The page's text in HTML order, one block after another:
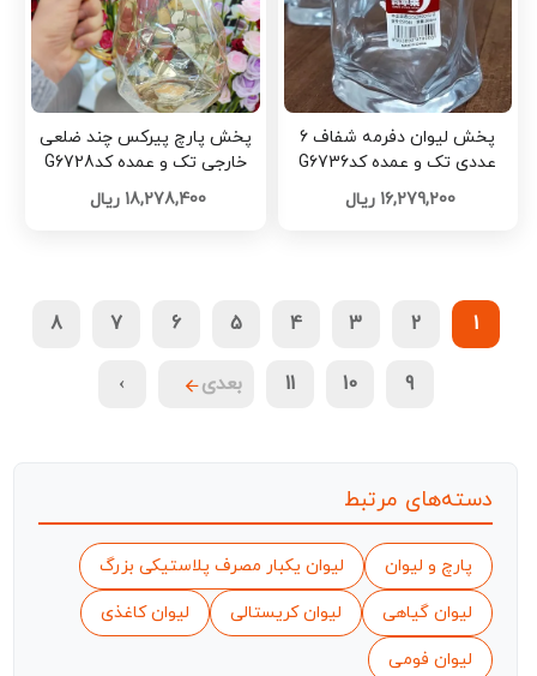
پخش لیوان دفرمه شفاف 6
عددی تک و عمده کدG6736
16,279,200 ریال
پخش پارچ پیرکس چند ضلعی
خارجی تک و عمده کدG6728
18,278,400 ریال
1
2
3
4
5
6
7
8
9
10
11 بعدی ›
دسته‌های مرتبط
پارچ و لیوان لیوان یکبار مصرف پلاستیکی بزرگ
لیوان گیاهی لیوان کریستالی لیوان کاغذی
لیوان فومی